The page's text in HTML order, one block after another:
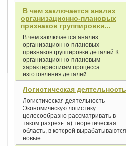
В чем заключается анализ
организационно-плановых
признаков группировки...
В чем заключается анализ
организационно-плановых
признаков группировки деталей К
организационно-плановым
характеристикам процесса
изготовления деталей...
Логистическая деятельность
Логистическая деятельность
Экономическую логистику
целесообразно рассматривать в
таком разрезе: а) теоретическая
область, в которой вырабатываются
новые...